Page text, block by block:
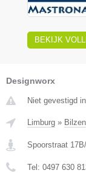
BEKIJK
Designworx
Niet gevestigd
Limburg » Bilzen
Spoorstraat
Tel: 0497 630